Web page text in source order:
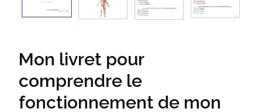
Mon livret pour
comprendre le
fonctionnement de mon